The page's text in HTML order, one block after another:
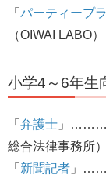
「 パーティープ
（OIWAI LABO）
小学4～6年
「 弁護士 」
総合法律事務所）
「 新聞記者 」